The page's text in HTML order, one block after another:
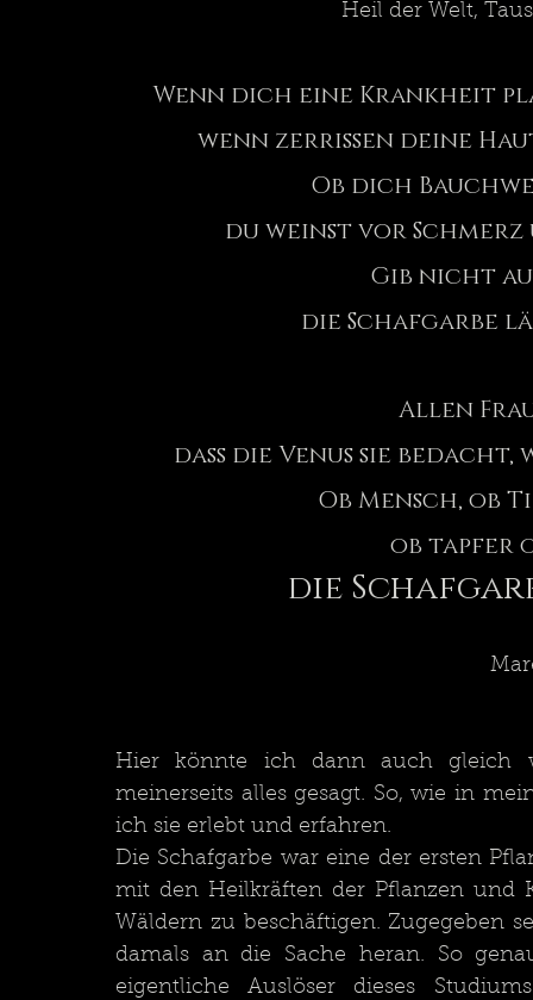
Heil der Welt,
Wenn dich eine Krankheit
wenn zerrissen deine
Ob dich
du weinst vor
Gib nicht
die Schafgarbe
Allen
dass die Venus sie
Ob Mensch, ob
ob tapfer
die
Hier könnte ich dann auch gleich
meinerseits alles gesagt. So, wie in
ich sie erlebt und erfahren.
Die Schafgarbe war eine der ersten
mit den Heilkräften der Pflanzen und
Wäldern zu beschäftigen. Zugegeben
damals an die Sache heran. So
eigentliche Auslöser dieses